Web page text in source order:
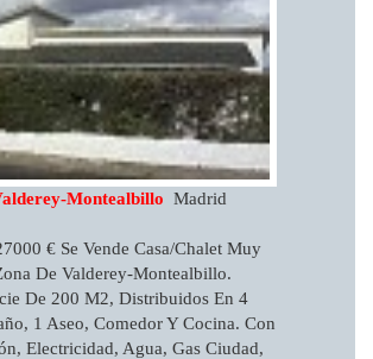
Montealbillo Madrid
€ Se Vende Casa/chalet Muy
De Valderey-Montealbillo.
De 200 M2, Distribuidos En 4
1 Aseo, Comedor Y Cocina. Con
Electricidad, Agua, Gas Ciudad,